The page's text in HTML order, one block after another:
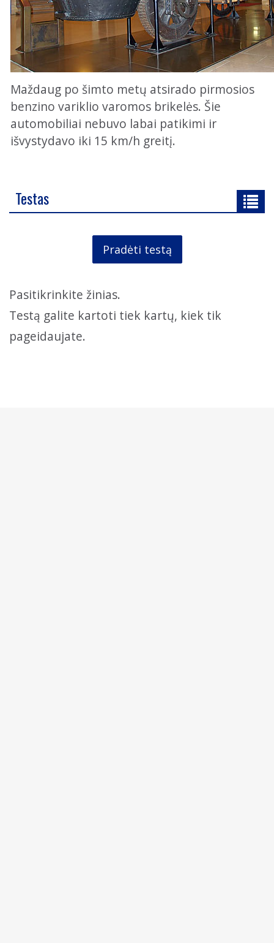
Maždaug po šimto metų atsirado pirmosios
benzino variklio varomos brikelės. Šie
automobiliai nebuvo labai patikimi ir
išvystydavo iki 15 km/h greitį.
Testas
Pradėti testą
Pasitikrinkite žinias.
Testą galite kartoti tiek kartų, kiek tik
pageidaujate.